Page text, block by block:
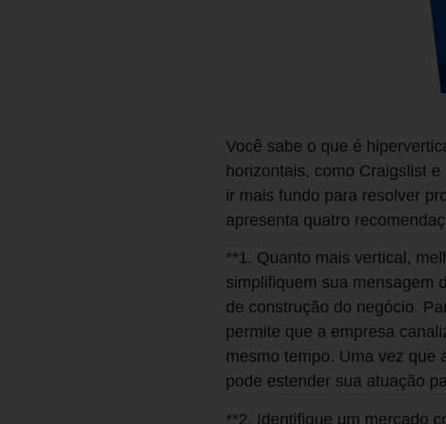
Você sabe o que é
horizontais, como Craigslist
ir mais fundo para resolver
apresenta quatro
**1. Quanto mais vertical,
simplifiquem sua mensagem
de construção do negócio.
permite que a empresa
mesmo tempo. Uma vez que
pode estender sua atuação
**2. Identifique um mercado